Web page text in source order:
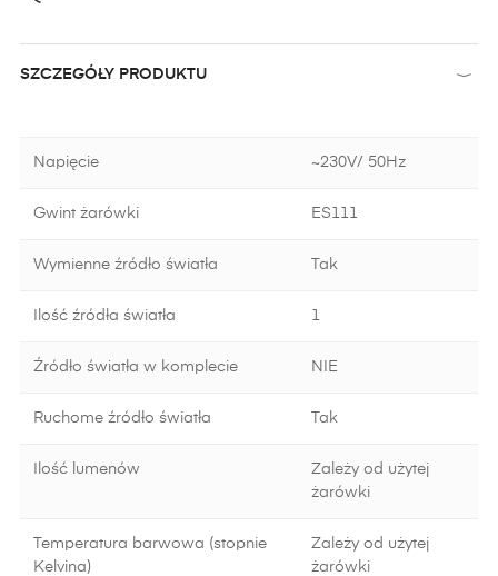
SZCZEGÓŁY PRODUKTU
Napięcie ~230V/ 50Hz
Gwint żarówki ES111
Wymienne źródło światła Tak
Ilość źródła światła 1
Źródło światła w komplecie NIE
Ruchome źródło światła Tak
Ilość lumenów
Zależy od użytej
żarówki
Temperatura barwowa (stopnie
Kelvina)
Zależy od użytej
żarówki